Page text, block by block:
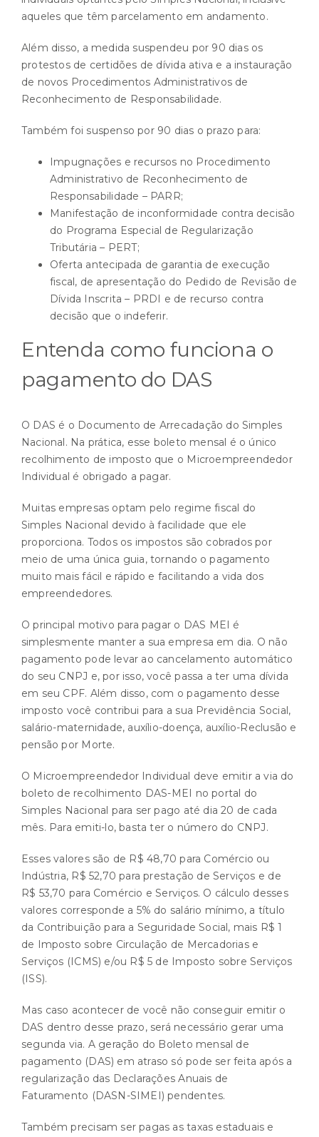
aqueles que têm parcelamento em andamento.
Além disso, a medida suspendeu por 90 dias os
protestos de certidões de dívida ativa e a instauração
de novos Procedimentos Administrativos de
Reconhecimento de Responsabilidade.
Também foi suspenso por 90 dias o prazo para:
Impugnações e recursos no Procedimento
Administrativo de Reconhecimento de
Responsabilidade – PARR;
Manifestação de inconformidade contra decisão
do Programa Especial de Regularização
Tributária – PERT;
Oferta antecipada de garantia de execução
fiscal, de apresentação do Pedido de Revisão de
Dívida Inscrita – PRDI e de recurso contra
decisão que o indeferir.
Entenda como funciona o
pagamento do DAS
O DAS é o Documento de Arrecadação do Simples
Nacional. Na prática, esse boleto mensal é o único
recolhimento de imposto que o Microempreendedor
Individual é obrigado a pagar.
Muitas empresas optam pelo regime fiscal do
Simples Nacional devido à facilidade que ele
proporciona. Todos os impostos são cobrados por
meio de uma única guia, tornando o pagamento
muito mais fácil e rápido e facilitando a vida dos
empreendedores.
O principal motivo para pagar o DAS MEI é
simplesmente manter a sua empresa em dia. O não
pagamento pode levar ao cancelamento automático
do seu CNPJ e, por isso, você passa a ter uma dívida
em seu CPF. Além disso, com o pagamento desse
imposto você contribui para a sua Previdência Social,
salário-maternidade, auxílio-doença, auxílio-Reclusão e
pensão por Morte.
O Microempreendedor Individual deve emitir a via do
boleto de recolhimento DAS-MEI no portal do
Simples Nacional para ser pago até dia 20 de cada
mês. Para emiti-lo, basta ter o número do CNPJ.
Esses valores são de R$ 48,70 para Comércio ou
Indústria, R$ 52,70 para prestação de Serviços e de
R$ 53,70 para Comércio e Serviços. O cálculo desses
valores corresponde a 5% do salário mínimo, a título
da Contribuição para a Seguridade Social, mais R$ 1
de Imposto sobre Circulação de Mercadorias e
Serviços (ICMS) e/ou R$ 5 de Imposto sobre Serviços
(ISS).
Mas caso acontecer de você não conseguir emitir o
DAS dentro desse prazo, será necessário gerar uma
segunda via. A geração do Boleto mensal de
pagamento (DAS) em atraso só pode ser feita após a
regularização das Declarações Anuais de
Faturamento (DASN-SIMEI) pendentes.
Também precisam ser pagas as taxas estaduais e